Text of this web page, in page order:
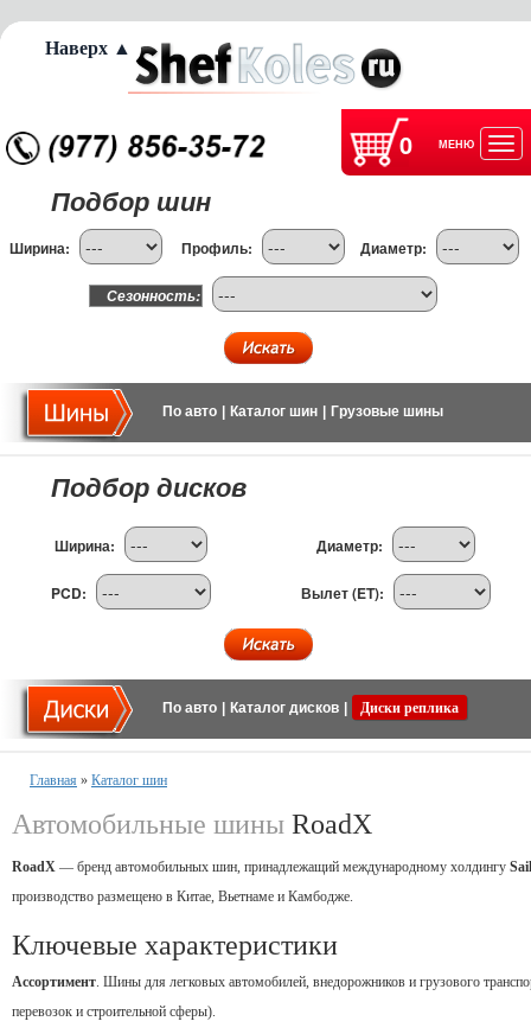
0 МЕНЮ
Подбор шин
Ширина: Профиль: Диаметр:
Сезонность:
По авто Каталог шин Грузовые шины
Подбор дисков
Ширина: Диаметр:
PCD: Вылет (ET):
По авто Каталог дисков Диски реплика
Главная » Каталог шин
Автомобильные шины RoadX
RoadX — бренд автомобильных шин, принадлежащий международному холдингу
производство размещено в Китае, Вьетнаме и Камбодже.
Ключевые характеристики
Ассортимент. Шины для легковых автомобилей, внедорожников и грузового
перевозок и строительной сферы).
Наверх ▲